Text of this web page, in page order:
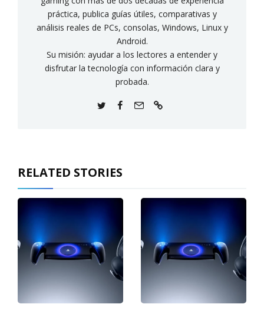
práctica, publica guías útiles, comparativas y
análisis reales de PCs, consolas, Windows, Linux y
Android.
Su misión: ayudar a los lectores a entender y
disfrutar la tecnología con información clara y
probada.
RELATED STORIES